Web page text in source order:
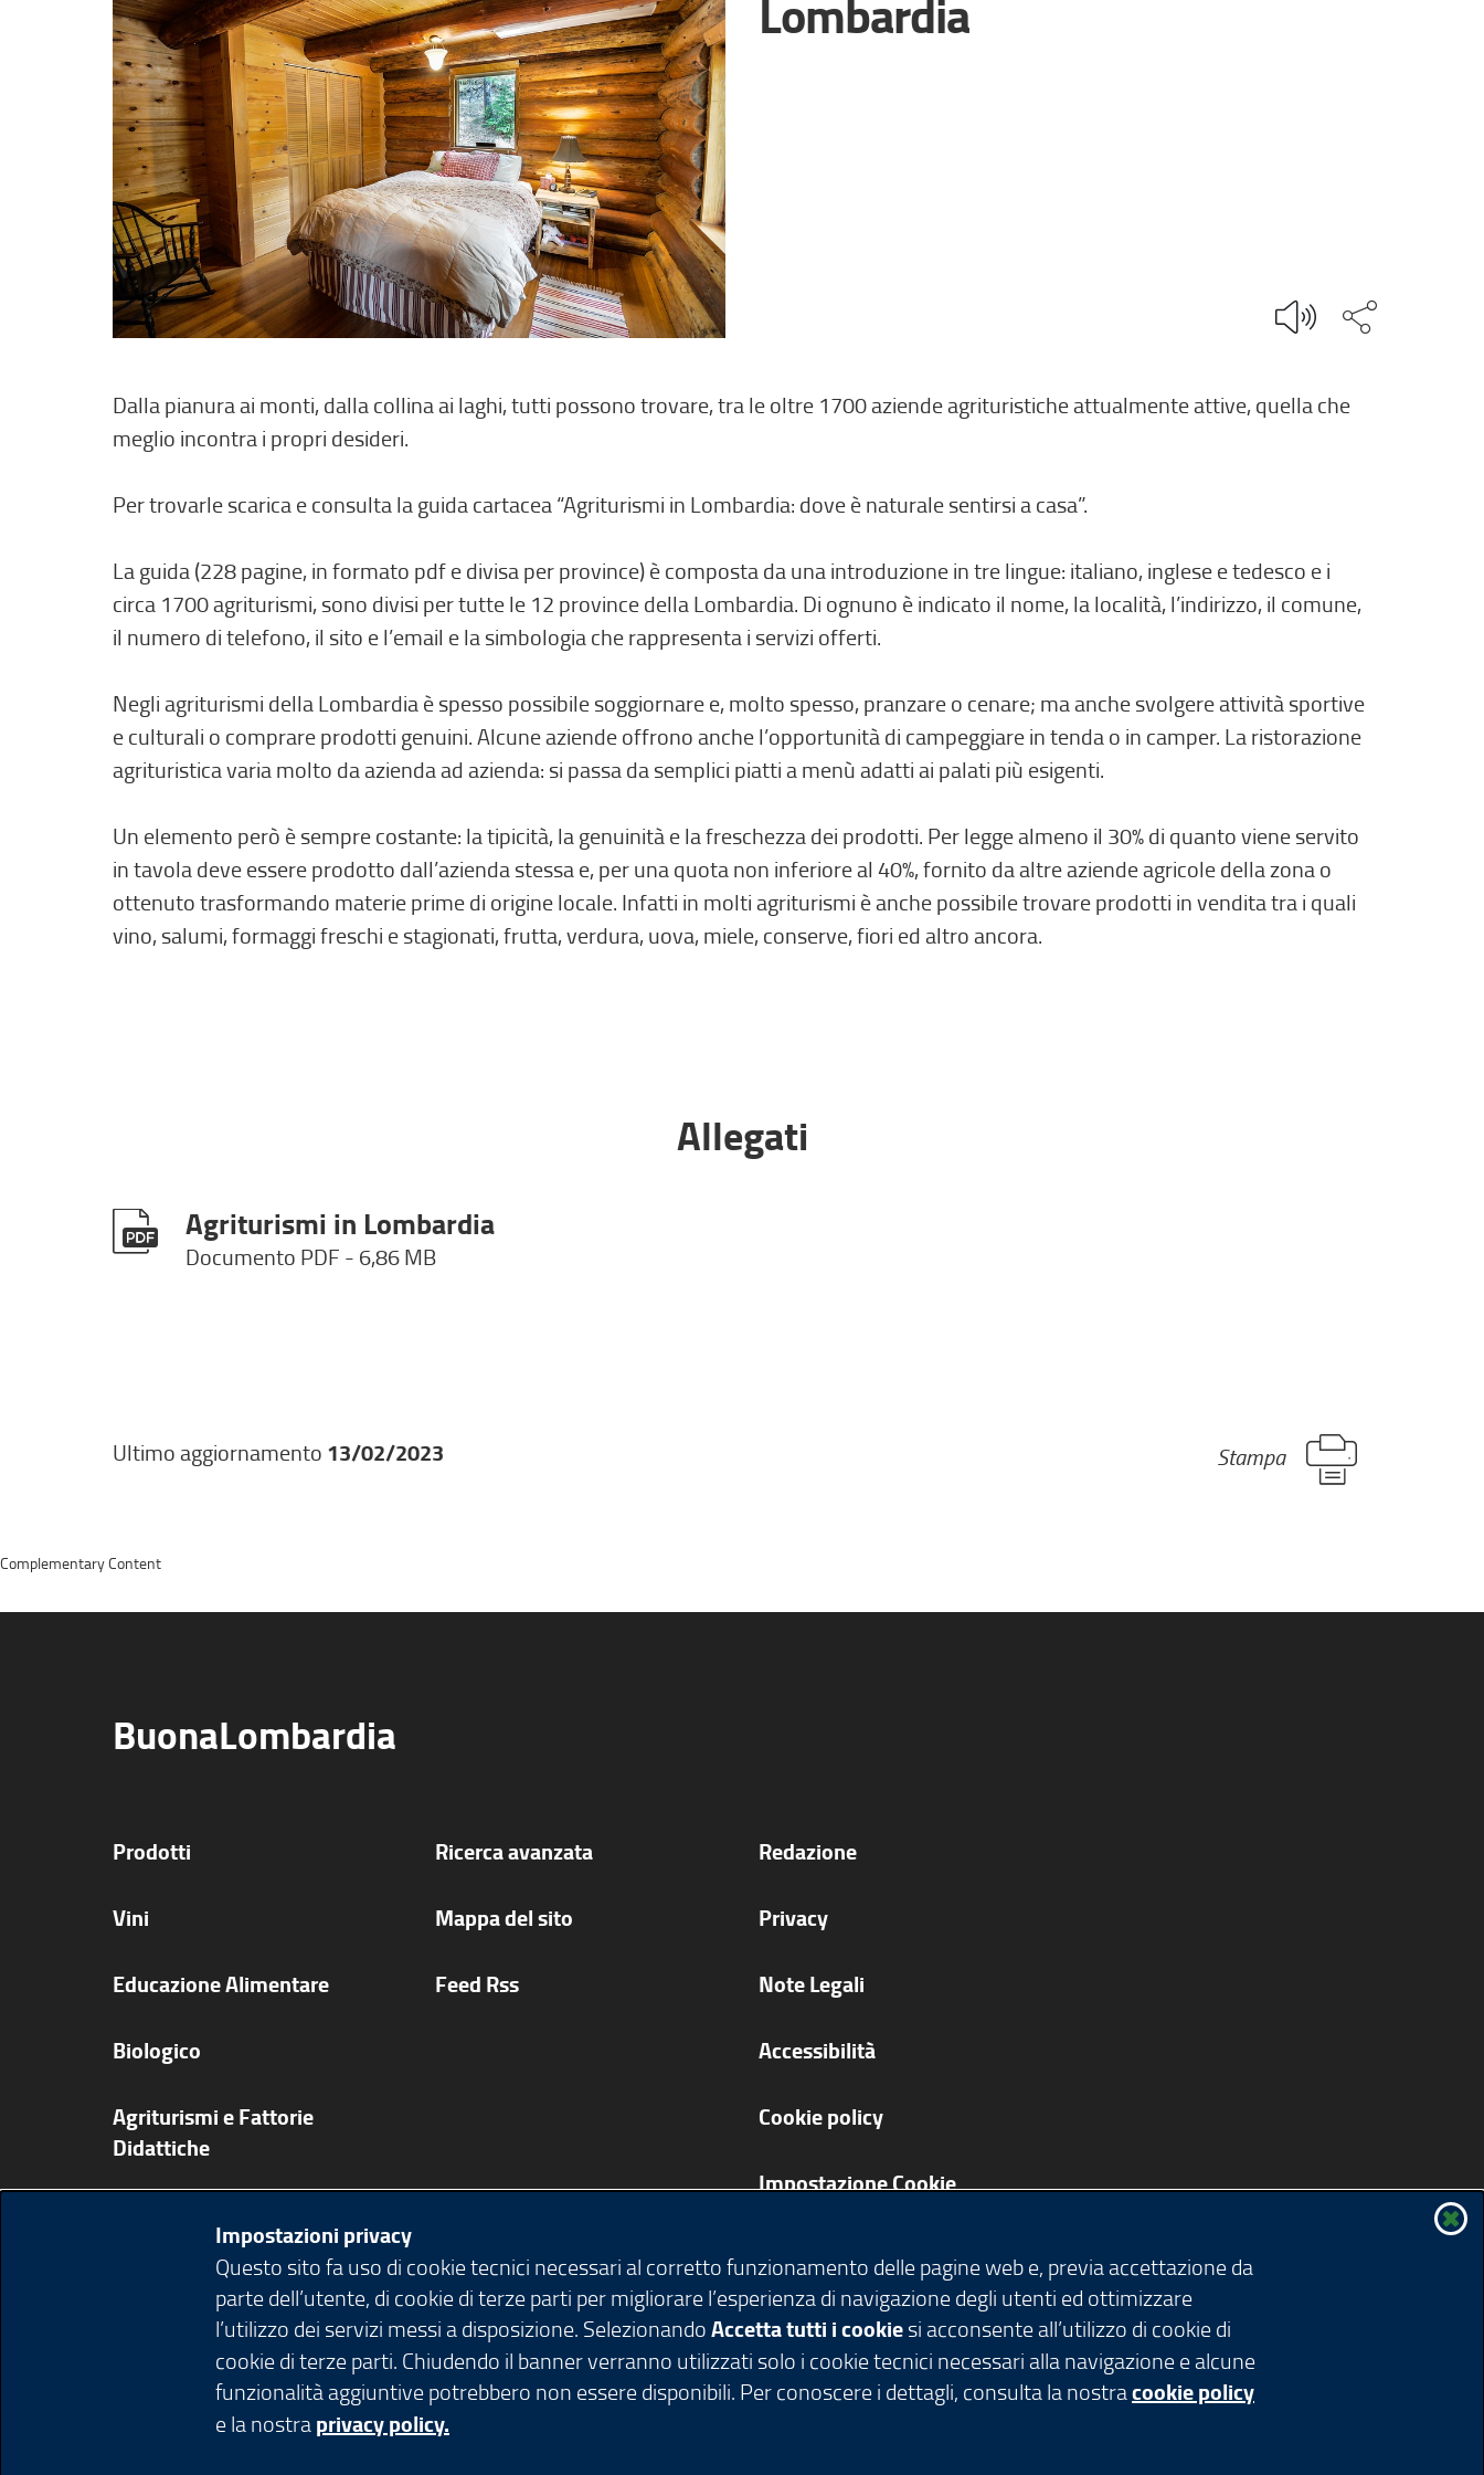
Lombardia
Condividi
Dalla pianura ai monti, dalla collina ai laghi, tutti possono trovare, tra le oltre 1700 aziende agrituristiche attualmente attive, quella che
meglio incontra i propri desideri.
Per trovarle scarica e consulta la guida cartacea “Agriturismi in Lombardia: dove è naturale sentirsi a casa”.
La guida (228 pagine, in formato pdf e divisa per province) è composta da una introduzione in tre lingue: italiano, inglese e tedesco e i
circa 1700 agriturismi, sono divisi per tutte le 12 province della Lombardia. Di ognuno è indicato il nome, la località, l’indirizzo, il comune,
il numero di telefono, il sito e l’email e la simbologia che rappresenta i servizi offerti.
Negli agriturismi della Lombardia è spesso possibile soggiornare e, molto spesso, pranzare o cenare; ma anche svolgere attività sportive
e culturali o comprare prodotti genuini. Alcune aziende offrono anche l’opportunità di campeggiare in tenda o in camper. La ristorazione
agrituristica varia molto da azienda ad azienda: si passa da semplici piatti a menù adatti ai palati più esigenti.
Un elemento però è sempre costante: la tipicità, la genuinità e la freschezza dei prodotti. Per legge almeno il 30% di quanto viene servito
in tavola deve essere prodotto dall’azienda stessa e, per una quota non inferiore al 40%, fornito da altre aziende agricole della zona o
ottenuto trasformando materie prime di origine locale. Infatti in molti agriturismi è anche possibile trovare prodotti in vendita tra i quali
vino, salumi, formaggi freschi e stagionati, frutta, verdura, uova, miele, conserve, fiori ed altro ancora.
Allegati
Agriturismi in Lombardia
Documento PDF - 6,86 MB
Ultimo aggiornamento 13/02/2023 Stampa
Impostazioni privacy
Questo sito fa uso di cookie tecnici necessari al corretto funzionamento delle pagine web e, previa accettazione da
parte dell’utente, di cookie di terze parti per migliorare l’esperienza di navigazione degli utenti ed ottimizzare
l’utilizzo dei servizi messi a disposizione. SelezionandoAccetta tutti i cookiesi acconsente all’utilizzo di cookie di
cookie di terze parti. Chiudendo il banner verranno utilizzati solo i cookie tecnici necessari alla navigazione e alcune
funzionalità aggiuntive potrebbero non essere disponibili. Per conoscere i dettagli, consulta la nostracookie policy
e la nostraprivacy policy.
BuonaLombardia
Prodotti
Vini
Educazione Alimentare
Biologico
Agriturismi e Fattorie
Didattiche
Pubblicazioni app e video
Ricerca avanzata
Mappa del sito
Feed Rss
Redazione
Privacy
Note Legali
Accessibilità
Cookie policy
Impostazione Cookie
Complementary Content